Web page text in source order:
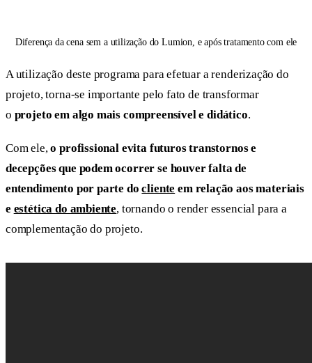
Diferença da cena sem a utilização do Lumion, e após tratamento com ele
A utilização deste programa para efetuar a renderização do
projeto, torna-se importante pelo fato de transformar
o projeto em algo mais compreensível e didático.
Com ele,o profissional evita futuros transtornos e
decepções que podem ocorrer se houver falta de
entendimento por parte docliente em relação aos materiais
e estética do ambiente, tornando o render essencial para a
complementação do projeto.